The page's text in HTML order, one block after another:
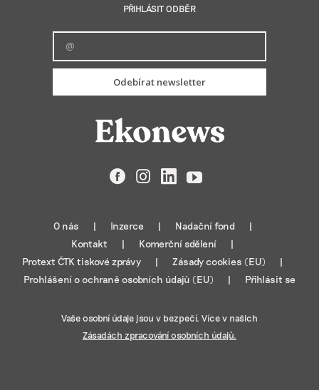
PŘIHLÁSIT ODBĚR
Odebírat newsletter
FacebookInstagramLinkedIn
YouTube
O nás Inzerce
Nadační fond
Kontakt
Komerční sdělení
Protext ČTK tiskové zprávy
Zásady cookies (EU)
Prohlášení o ochraně osobních údajů (EU)
Přihlásit se
Vaše osobní údaje jsou v bezpečí. Více v našich
Zásadách zpracování osobních údajů.